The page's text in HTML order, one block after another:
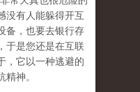
没有人能躲得开互
备，也要去银行存
于是您还是在互联
，它以一种逃避的
神。